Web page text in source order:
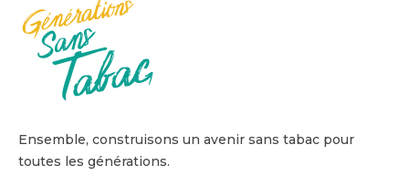
Ensemble, construisons un avenir sans tabac pour
toutes les générations.